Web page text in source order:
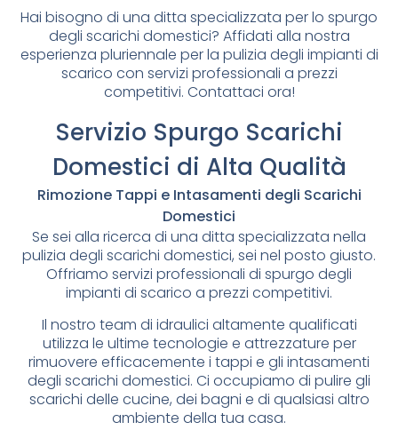
Hai bisogno di una ditta specializzata per lo spurgo
degli scarichi domestici? Affidati alla nostra
esperienza pluriennale per la pulizia degli impianti di
scarico con servizi professionali a prezzi
competitivi. Contattaci ora!
Servizio Spurgo Scarichi
Domestici di Alta Qualità
Rimozione Tappi e Intasamenti degli Scarichi
Domestici
Se sei alla ricerca di una ditta specializzata nella
pulizia degli scarichi domestici, sei nel posto giusto.
Offriamo servizi professionali di spurgo degli
impianti di scarico a prezzi competitivi.
Il nostro team di idraulici altamente qualificati
utilizza le ultime tecnologie e attrezzature per
rimuovere efficacemente i tappi e gli intasamenti
degli scarichi domestici. Ci occupiamo di pulire gli
scarichi delle cucine, dei bagni e di qualsiasi altro
ambiente della tua casa.